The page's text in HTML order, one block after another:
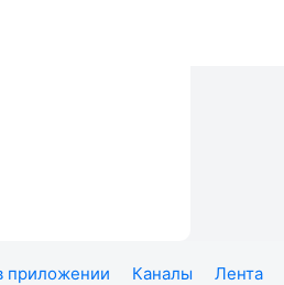
приложении Каналы Лента